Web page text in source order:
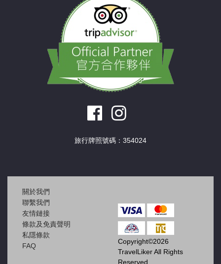
旅行牌照號碼：354024
關於我們
聯繫我們
友情鏈接
條款及免責聲明
私隱條款
FAQ
Copyright©2026
TravelLiker All Rights
Reserved.